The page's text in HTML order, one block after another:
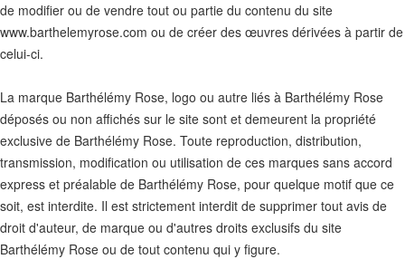
de modifier ou de vendre tout ou partie du contenu du site
www.barthelemyrose.com ou de créer des œuvres dérivées à partir de
celui-ci.
La marque Barthélémy Rose, logo ou autre liés à Barthélémy Rose
déposés ou non affichés sur le site sont et demeurent la propriété
exclusive de Barthélémy Rose. Toute reproduction, distribution,
transmission, modification ou utilisation de ces marques sans accord
express et préalable de Barthélémy Rose, pour quelque motif que ce
soit, est interdite. Il est strictement interdit de supprimer tout avis de
droit d'auteur, de marque ou d'autres droits exclusifs du site
Barthélémy Rose ou de tout contenu qui y figure.